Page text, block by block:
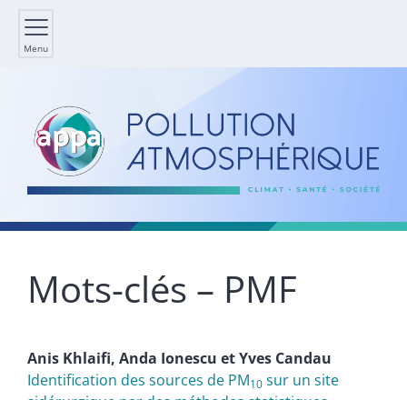
Menu
Mots-clés – PMF
Anis Khlaifi, Anda Ionescu etYves Candau
Identification des sources de PM10 sur un site